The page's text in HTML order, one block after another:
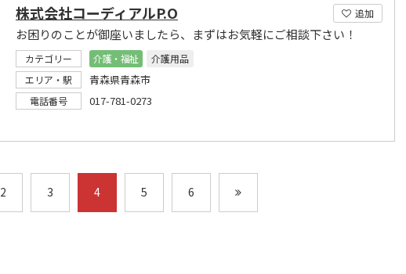
追加
株式会社コーディアルP.O
お困りのことが御座いましたら、まずはお気軽にご相談下さい！
カテゴリー 介護・福祉
介護用品
エリア・駅
青森県青森市
電話番号 017-781-0273
2 3 4 5 6